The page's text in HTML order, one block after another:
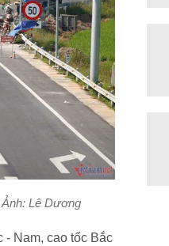
Lê Dương
- Nam, cao tốc Bắc